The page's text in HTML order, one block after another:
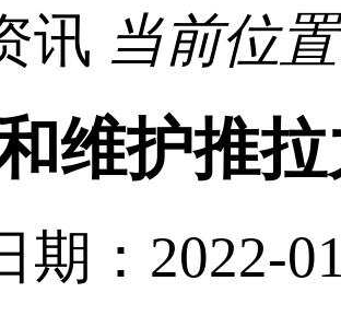
讯 当前位
维护推
期：2022-